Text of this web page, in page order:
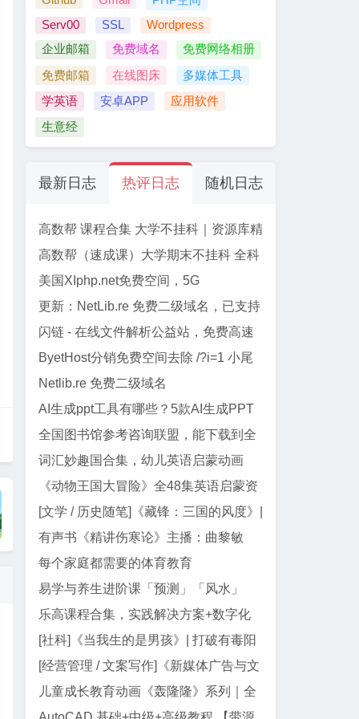
Serv00
SSL
Wordpress
企业邮箱
免费域名 免费网络相册
免费邮箱 在线图床 多媒体工具
学英语 安卓APP 应用软件
生意经
最新日志 热评日志 随机日志
高数帮 课程合集 大学不挂科｜资源库精
选
高数帮（速成课）大学期末不挂科 全科
资源合集 【61门】
美国XIphp.net免费空间，5G
PHP+Mysql, 免费SSL, Cpanel面板
更新：NetLib.re 免费二级域名，已支持
加入CF管理
闪链 - 在线文件解析公益站，免费高速
下载百度网盘文件
ByetHost分销免费空间去除 /?i=1 小尾
巴代码
Netlib.re 免费二级域名
AI生成ppt工具有哪些？5款AI生成PPT
工具盘点
全国图书馆参考咨询联盟，能下载到全
网99%电子书
词汇妙趣国合集，幼儿英语启蒙动画
《动物王国大冒险》全48集英语启蒙资
源｜动画+儿歌+音频+电影版
[文学 / 历史随笔]《藏锋：三国的风度》|
郭德纲三国智慧与处世真经
有声书《精讲伤寒论》主播：曲黎敏
【全138集】
每个家庭都需要的体育教育
易学与养生进阶课「预测」「风水」
「面相」迷罗授课
乐高课程合集，实践解决方案+数字化
教学资源
[社科]《当我生的是男孩》| 打破有毒阳
刚气质的女性主义养育指南
[经营管理 / 文案写作]《新媒体广告与文
案写作》| AI 时代文案创作指南
儿童成长教育动画《轰隆隆》系列｜全